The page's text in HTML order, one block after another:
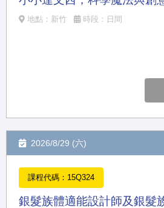
地點：新竹 時段：日間
2026/8/29 (六)
課程代碼：15Q324
銀髮族體適能設計師及銀髮